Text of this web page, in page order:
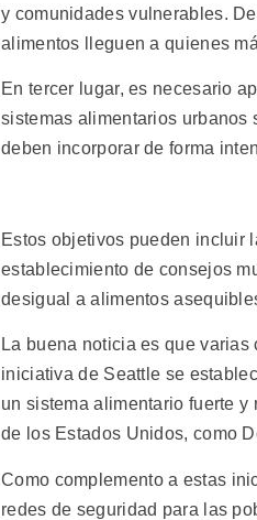
y comunidades vulnerables.
alimentos lleguen a quienes
En tercer lugar, es necesario
sistemas alimentarios urbanos
deben incorporar de forma
Estos objetivos pueden incluir
establecimiento de consejos
desigual a alimentos
La buena noticia es que
iniciativa de Seattle se
un sistema alimentario fuerte
de los Estados Unidos, como
Como complemento a estas
redes de seguridad para las